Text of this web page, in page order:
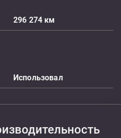
296 274 км
Использовал